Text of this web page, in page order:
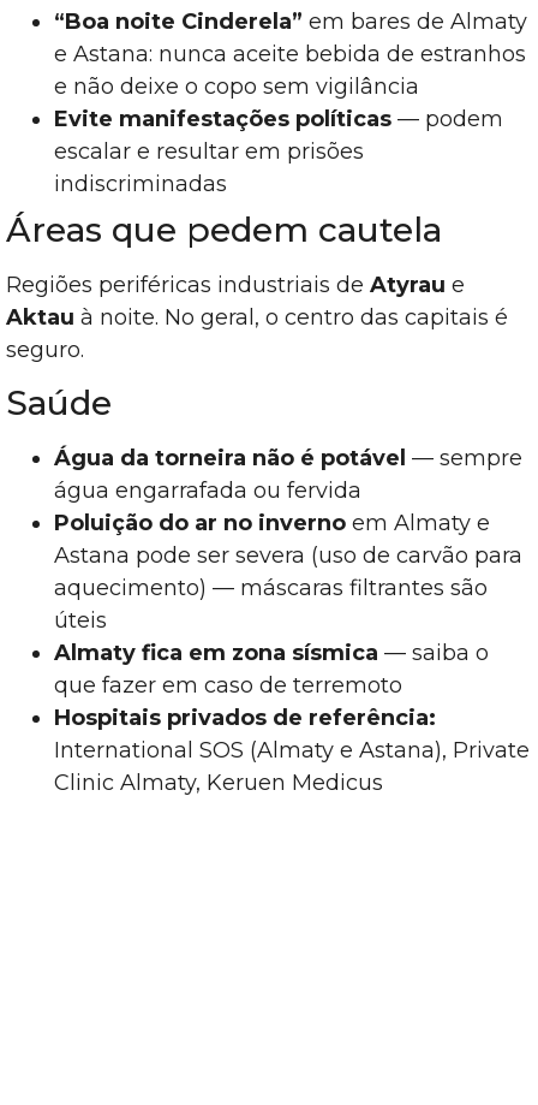
“Boa noite Cinderela” em bares de Almaty
e Astana: nunca aceite bebida de estranhos
e não deixe o copo sem vigilância
Evite manifestações políticas — podem
escalar e resultar em prisões
indiscriminadas
Áreas que pedem cautela
Regiões periféricas industriais de Atyrau e
Aktau à noite. No geral, o centro das capitais é
seguro.
Saúde
Água da torneira não é potável — sempre
água engarrafada ou fervida
Poluição do ar no inverno em Almaty e
Astana pode ser severa (uso de carvão para
aquecimento) — máscaras filtrantes são
úteis
Almaty fica em zona sísmica — saiba o
que fazer em caso de terremoto
Hospitais privados de referência:
International SOS (Almaty e Astana), Private
Clinic Almaty, Keruen Medicus